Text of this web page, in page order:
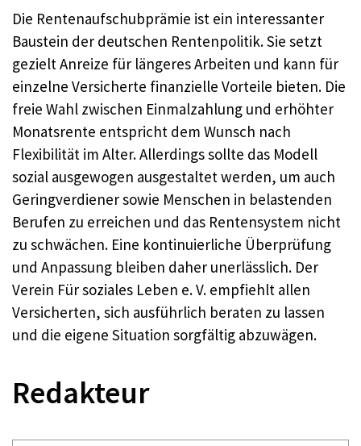
Die Rentenaufschubprämie ist ein interessanter
Baustein der deutschen Rentenpolitik. Sie setzt
gezielt Anreize für längeres Arbeiten und kann für
einzelne Versicherte finanzielle Vorteile bieten. Die
freie Wahl zwischen Einmalzahlung und erhöhter
Monatsrente entspricht dem Wunsch nach
Flexibilität im Alter. Allerdings sollte das Modell
sozial ausgewogen ausgestaltet werden, um auch
Geringverdiener sowie Menschen in belastenden
Berufen zu erreichen und das Rentensystem nicht
zu schwächen. Eine kontinuierliche Überprüfung
und Anpassung bleiben daher unerlässlich. Der
Verein Für soziales Leben e. V. empfiehlt allen
Versicherten, sich ausführlich beraten zu lassen
und die eigene Situation sorgfältig abzuwägen.
Redakteur